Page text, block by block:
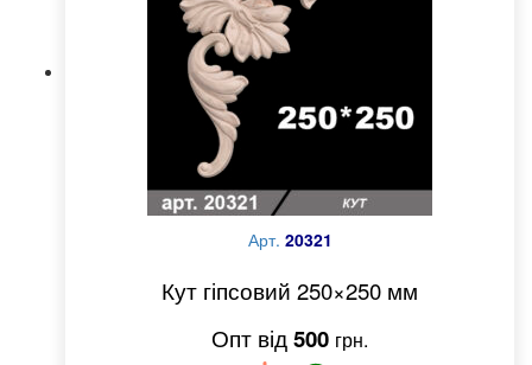
Арт. 20321
Кут гіпсовий 250×250 мм
500 грн.